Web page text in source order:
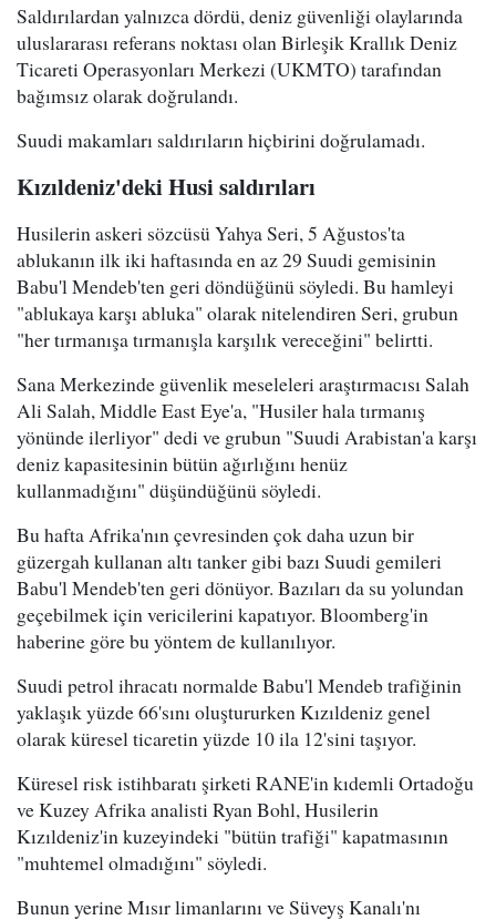
Saldırılardan yalnızca dördü, deniz güvenliği olaylarında
uluslararası referans noktası olan Birleşik Krallık Deniz
Ticareti Operasyonları Merkezi (UKMTO) tarafından
bağımsız olarak doğrulandı.
Suudi makamları saldırıların hiçbirini doğrulamadı.
Kızıldeniz'deki Husi saldırıları
Husilerin askeri sözcüsü Yahya Seri, 5 Ağustos'ta
ablukanın ilk iki haftasında en az 29 Suudi gemisinin
Babu'l Mendeb'ten geri döndüğünü söyledi. Bu hamleyi
"ablukaya karşı abluka" olarak nitelendiren Seri, grubun
"her tırmanışa tırmanışla karşılık vereceğini" belirtti.
Sana Merkezinde güvenlik meseleleri araştırmacısı Salah
Ali Salah, Middle East Eye'a, "Husiler hala tırmanış
yönünde ilerliyor" dedi ve grubun "Suudi Arabistan'a karşı
deniz kapasitesinin bütün ağırlığını henüz
kullanmadığını" düşündüğünü söyledi.
Bu hafta Afrika'nın çevresinden çok daha uzun bir
güzergah kullanan altı tanker gibi bazı Suudi gemileri
Babu'l Mendeb'ten geri dönüyor. Bazıları da su yolundan
geçebilmek için vericilerini kapatıyor. Bloomberg'in
haberine göre bu yöntem de kullanılıyor.
Suudi petrol ihracatı normalde Babu'l Mendeb trafiğinin
yaklaşık yüzde 66'sını oluştururken Kızıldeniz genel
olarak küresel ticaretin yüzde 10 ila 12'sini taşıyor.
Küresel risk istihbaratı şirketi RANE'in kıdemli Ortadoğu
ve Kuzey Afrika analisti Ryan Bohl, Husilerin
Kızıldeniz'in kuzeyindeki "bütün trafiği" kapatmasının
"muhtemel olmadığını" söyledi.
Bunun yerine Mısır limanlarını ve Süveyş Kanalı'nı